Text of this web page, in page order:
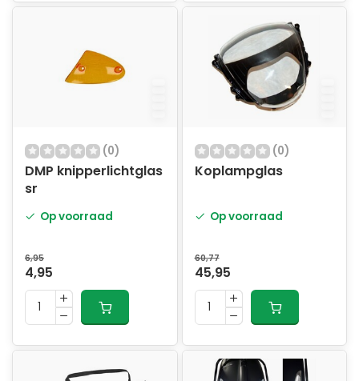
(0)
DMP knipperlichtglas
sr
Op voorraad
6,95
4,95
(0)
Koplampglas
Op voorraad
60,77
45,95